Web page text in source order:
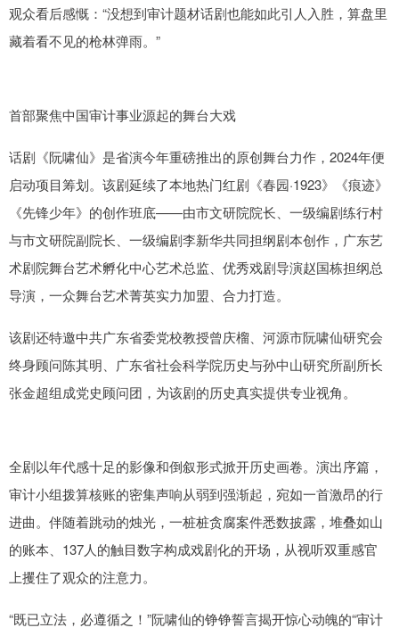
观众看后感慨：“没想到审计题材话剧也能如此引人入胜，算盘里
藏着看不见的枪林弹雨。”
首部聚焦中国审计事业源起的舞台大戏
话剧《阮啸仙》是省演今年重磅推出的原创舞台力作，2024年便
启动项目筹划。该剧延续了本地热门红剧《春园·1923》《痕迹》
《先锋少年》的创作班底——由市文研院院长、一级编剧练行村
与市文研院副院长、一级编剧李新华共同担纲剧本创作，广东艺
术剧院舞台艺术孵化中心艺术总监、优秀戏剧导演赵国栋担纲总
导演，一众舞台艺术菁英实力加盟、合力打造。
该剧还特邀中共广东省委党校教授曾庆榴、河源市阮啸仙研究会
终身顾问陈其明、广东省社会科学院历史与孙中山研究所副所长
张金超组成党史顾问团，为该剧的历史真实提供专业视角。
全剧以年代感十足的影像和倒叙形式掀开历史画卷。演出序篇，
审计小组拨算核账的密集声响从弱到强渐起，宛如一首激昂的行
进曲。伴随着跳动的烛光，一桩桩贪腐案件悉数披露，堆叠如山
的账本、137人的触目数字构成戏剧化的开场，从视听双重感官
上攫住了观众的注意力。
“既已立法，必遵循之！”阮啸仙的铮铮誓言揭开惊心动魄的“审计